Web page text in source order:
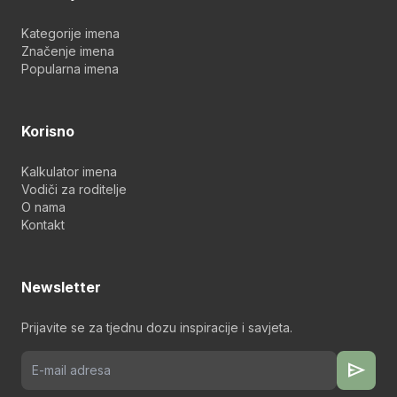
Kategorije imena
Značenje imena
Popularna imena
Korisno
Kalkulator imena
Vodiči za roditelje
O nama
Kontakt
Newsletter
Prijavite se za tjednu dozu inspiracije i savjeta.
send